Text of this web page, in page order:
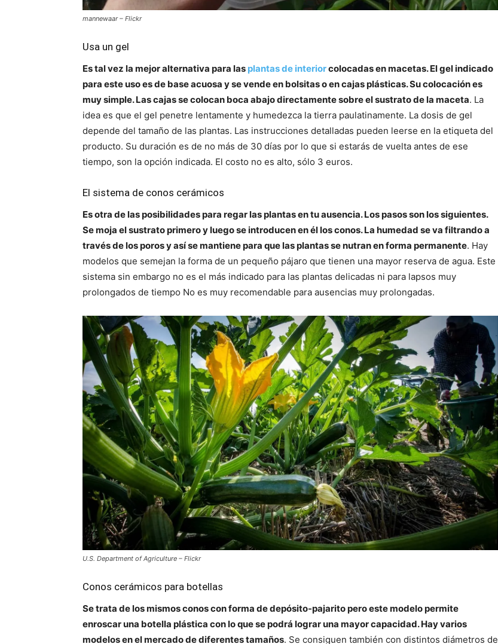
mannewaar – Flickr
Usa un gel
Es tal vez la mejor alternativa para las plantas de interiorcolocadas en macetas. El gel indicado
para este uso es de base acuosa y se vende en bolsitas o en cajas plásticas. Su colocación es
muy simple. Las cajas se colocan boca abajo directamente sobre el sustrato de la maceta. La
idea es que el gel penetre lentamente y humedezca la tierra paulatinamente. La dosis de gel
depende del tamaño de las plantas. Las instrucciones detalladas pueden leerse en la etiqueta del
producto. Su duración es de no más de 30 días por lo que si estarás de vuelta antes de ese
tiempo, son la opción indicada. El costo no es alto, sólo 3 euros.
El sistema de conos cerámicos
Es otra de las posibilidades para regar las plantas en tu ausencia. Los pasos son los siguientes.
Se moja el sustrato primero y luego se introducen en él los conos. La humedad se va filtrando a
través de los poros y así se mantiene para que las plantas se nutran en forma permanente. Hay
modelos que semejan la forma de un pequeño pájaro que tienen una mayor reserva de agua. Este
sistema sin embargo no es el más indicado para las plantas delicadas ni para lapsos muy
prolongados de tiempo No es muy recomendable para ausencias muy prolongadas.
U.S. Department of Agriculture – Flickr
Conos cerámicos para botellas
Se trata de los mismos conos con forma de depósito-pajarito pero este modelo permite
enroscar una botella plástica con lo que se podrá lograr una mayor capacidad. Hay varios
modelos en el mercado de diferentes tamaños. Se consiguen también con distintos diámetros de